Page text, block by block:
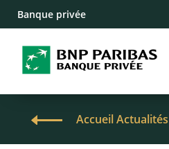
Banque privée
Accueil Actualités